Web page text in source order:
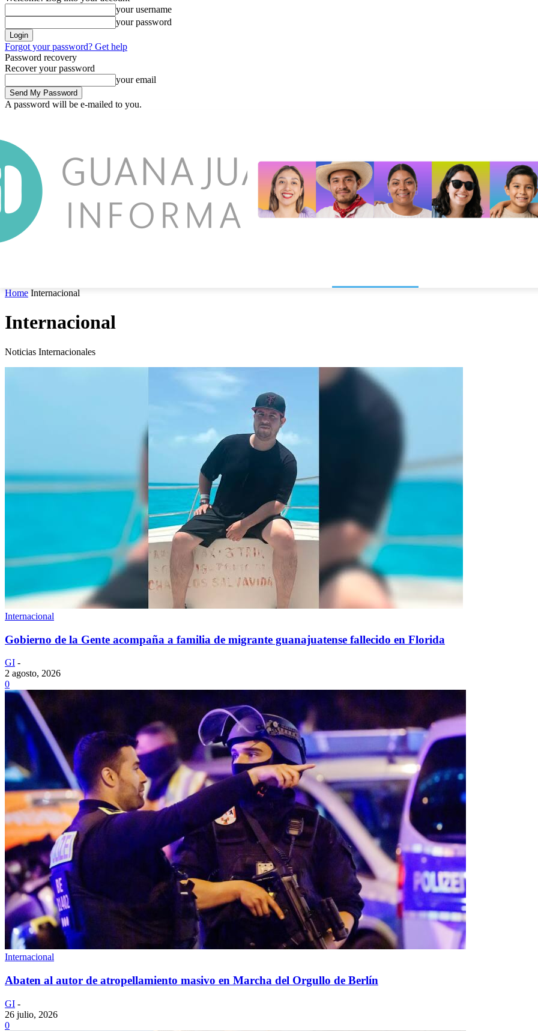
your username
your password
Forgot your password? Get help
Password recovery
Recover your password
your email
A password will be e-mailed to you.
Home Internacional
Internacional
Noticias Internacionales
Internacional
Gobierno de la Gente acompaña a familia de migrante guanajuatense fallecido en Florida
GI -
2 agosto, 2026
0
Internacional
Abaten al autor de atropellamiento masivo en Marcha del Orgullo de Berlín
GI -
26 julio, 2026
0